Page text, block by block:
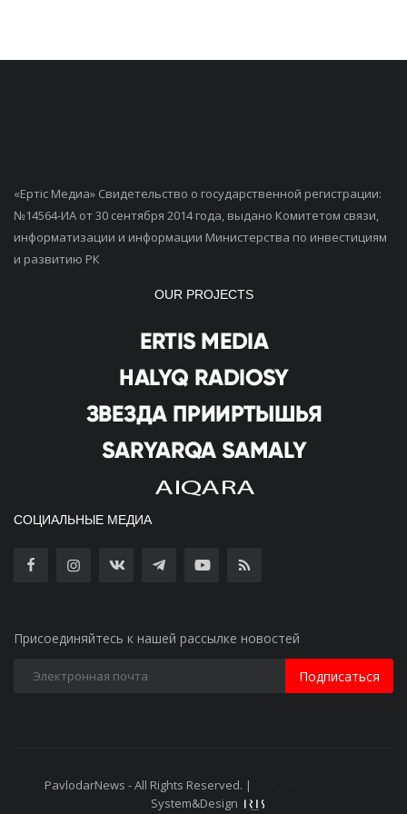
«Ертiс Медиа» Свидетельство о государственной регистрации:
№14564-ИА от 30 сентября 2014 года, выдано Комитетом связи,
информатизации и информации Министерства по инвестициям
и развитию РК
OUR PROJECTS
СОЦИАЛЬНЫЕ МЕДИА
Присоединяйтесь к нашей рассылке новостей
Подписаться
PavlodarNews - All Rights Reserved. |
System&Design